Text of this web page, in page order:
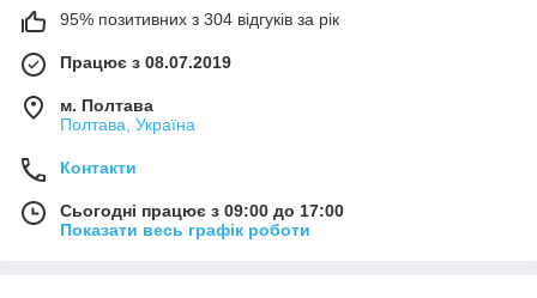
95% позитивних з 304 відгуків за рік
Працює з 08.07.2019
м. Полтава
Полтава, Україна
Контакти
Сьогодні працює з 09:00 до 17:00
Показати весь графік роботи